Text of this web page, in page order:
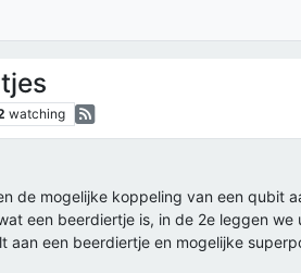
watching
de mogelijke koppeling van een qubit
een beerdiertje is, in de 2e leggen
een beerdiertje en mogelijke